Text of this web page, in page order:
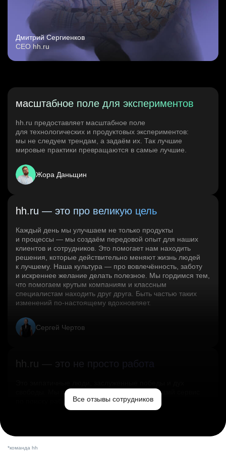
Дмитрий Сергиенков
CEO hh.ru
масштабное поле для экспериментов
hh.ru предоставляет масштабное поле
для технологических и продуктовых экспериментов:
мы не следуем трендам, а задаём их. Так лучшие
мировые практики превращаются в самые лучшие.
Жора Даньщин
hh.ru — это про великую цель
Каждый день мы улучшаем не только продукты
и процессы — мы создаём передовой опыт для наших
клиентов и сотрудников. Это помогает нам находить
решения, которые действительно меняют жизнь людей
к лучшему. Наша культура — про вовлечённость, заботу
и искреннее желание делать полезное. Мы гордимся тем,
что помогаем крутым компаниям и классным
специалистам находить друг друга. Быть частью таких
изменений по‑настоящему вдохновляет.
Сергей Чертов
hh.ru — это не просто работа
свободы. Мы помогаем миру и создаём лучший сервис
по поиску работы в стране.Все отзывы сотрудников
*команда hh